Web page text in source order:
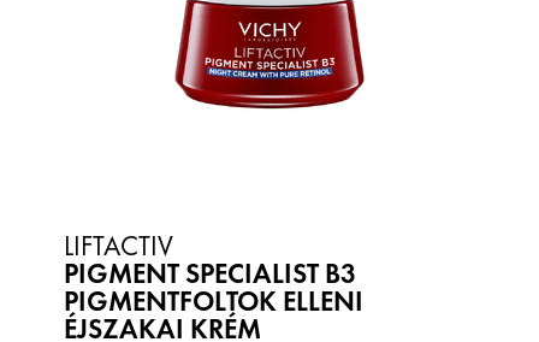
LIFTACTIV
PIGMENT SPECIALIST B3
PIGMENTFOLTOK ELLENI
ÉJSZAKAI KRÉM